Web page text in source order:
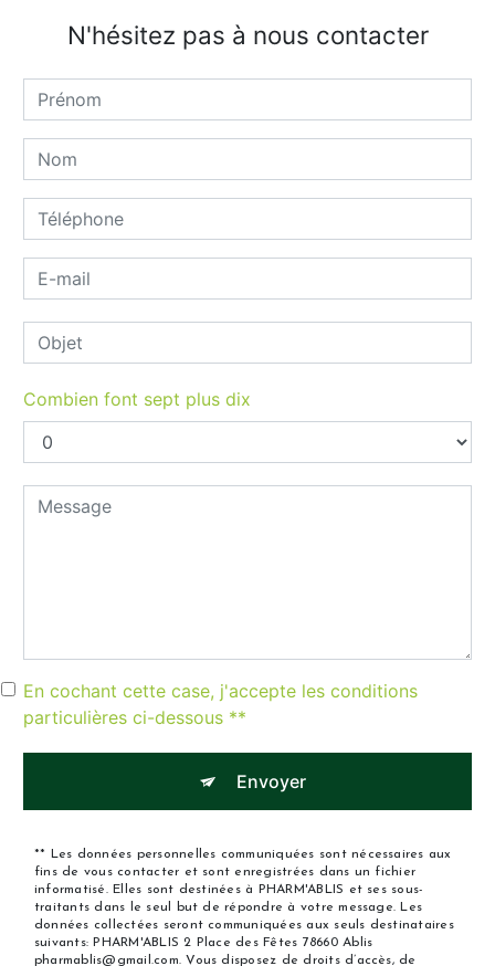
N'hésitez pas à nous contacter
Combien font sept plus dix
En cochant cette case, j'accepte les conditions
particulières ci-dessous **
Envoyer
** Les données personnelles communiquées sont nécessaires aux
fins de vous contacter et sont enregistrées dans un fichier
informatisé. Elles sont destinées à PHARM'ABLIS et ses sous-
traitants dans le seul but de répondre à votre message. Les
données collectées seront communiquées aux seuls destinataires
suivants: PHARM'ABLIS 2 Place des Fêtes 78660 Ablis
pharmablis@gmail.com. Vous disposez de droits d’accès, de